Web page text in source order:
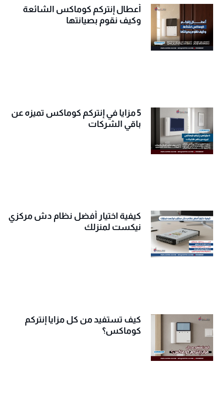
أعطال إنتركم كوماكس الشائعة
وكيف نقوم بصيانتها
5 مزايا في إنتركم كوماكس تميزه عن
باقي الشركات
كيفية اختيار أفضل نظام دش مركزي
نيكست لمنزلك
كيف تستفيد من كل مزايا إنتركم
كوماكس؟